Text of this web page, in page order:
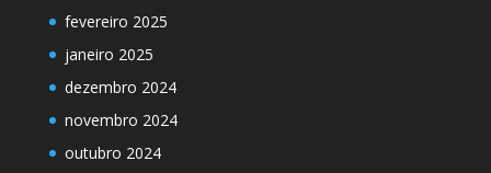
fevereiro 2025
janeiro 2025
dezembro 2024
novembro 2024
outubro 2024